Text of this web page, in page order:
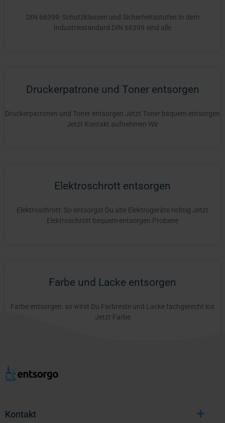
DIN 66399: Schutzklassen und Sicherheitsstufen In dem
Industriestandard DIN 66399 sind alle
Druckerpatrone und Toner entsorgen
Druckerpatronen und Toner entsorgen Jetzt Toner bequem entsorgen
Jetzt Kontakt aufnehmen Wir
Elektroschrott entsorgen
Elektroschrott: So entsorgst Du alte Elektrogeräte richtig Jetzt
Elektroschrott bequem entsorgen Probiere
Farbe und Lacke entsorgen
Farbe entsorgen: so wirst Du Farbreste und Lacke fachgerecht los
Jetzt Farbe
Kontakt +